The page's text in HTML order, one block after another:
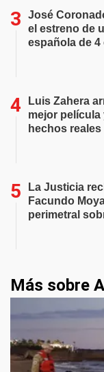
José
el estreno de
española de
Luis Zahera
mejor película
hechos reales
La Justicia
Facundo
perimetral
Más sobre